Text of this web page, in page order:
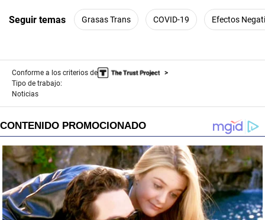
Seguir temas Grasas Trans COVID-19 Efectos
Conforme a los criterios de
Tipo de trabajo:
Noticias